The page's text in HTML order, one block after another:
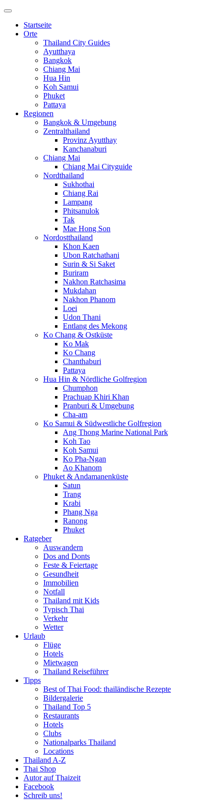
Startseite
Orte
Thailand City Guides
Ayutthaya
Bangkok
Chiang Mai
Hua Hin
Koh Samui
Phuket
Pattaya
Regionen
Bangkok & Umgebung
Zentralthailand
Provinz Ayutthay
Kanchanaburi
Chiang Mai
Chiang Mai Cityguide
Nordthailand
Sukhothai
Chiang Rai
Lampang
Phitsanulok
Tak
Mae Hong Son
Nordostthailand
Khon Kaen
Ubon Ratchathani
Surin & Si Saket
Buriram
Nakhon Ratchasima
Mukdahan
Nakhon Phanom
Loei
Udon Thani
Entlang des Mekong
Ko Chang & Ostküste
Ko Mak
Ko Chang
Chanthaburi
Pattaya
Hua Hin & Nördliche Golfregion
Chumphon
Prachuap Khiri Khan
Pranburi & Umgebung
Cha-am
Ko Samui & Südwestliche Golfregion
Ang Thong Marine National Park
Koh Tao
Koh Samui
Ko Pha-Ngan
Ao Khanom
Phuket & Andamanenküste
Satun
Trang
Krabi
Phang Nga
Ranong
Phuket
Ratgeber
Auswandern
Dos and Donts
Feste & Feiertage
Gesundheit
Immobilien
Notfall
Thailand mit Kids
Typisch Thai
Verkehr
Wetter
Urlaub
Flüge
Hotels
Mietwagen
Thailand Reiseführer
Tipps
Best of Thai Food: thailändische Rezepte
Bildergalerie
Thailand Top 5
Restaurants
Hotels
Clubs
Nationalparks Thailand
Locations
Thailand A-Z
Thai Shop
Autor auf Thaizeit
Facebook
Schreib uns!